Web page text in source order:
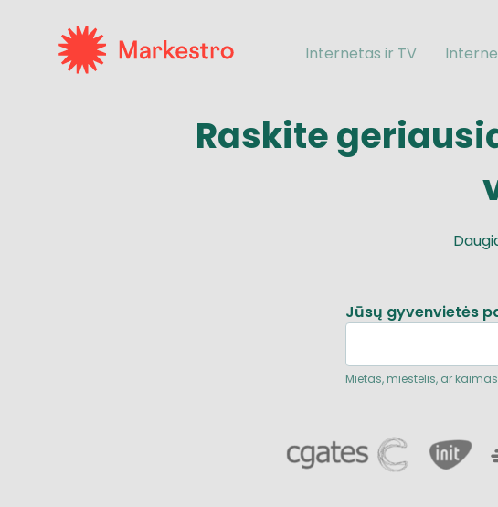
Internetas ir TV
Raskite
Jūsų gyvenvietės
Mietas, miestelis, ar